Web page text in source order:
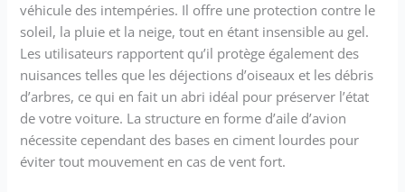
véhicule des intempéries. Il offre une protection contre le
soleil, la pluie et la neige, tout en étant insensible au gel.
Les utilisateurs rapportent qu’il protège également des
nuisances telles que les déjections d’oiseaux et les débris
d’arbres, ce qui en fait un abri idéal pour préserver l’état
de votre voiture. La structure en forme d’aile d’avion
nécessite cependant des bases en ciment lourdes pour
éviter tout mouvement en cas de vent fort.